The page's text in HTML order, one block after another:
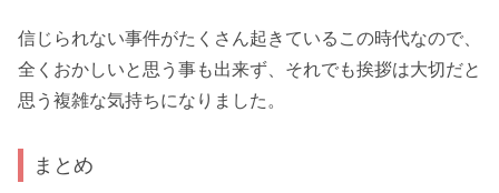
信じられない事件がたくさん起きているこの時代なので、
全くおかしいと思う事も出来ず、それでも挨拶は大切だと
思う複雑な気持ちになりました。
まとめ